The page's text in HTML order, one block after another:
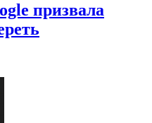
призвала